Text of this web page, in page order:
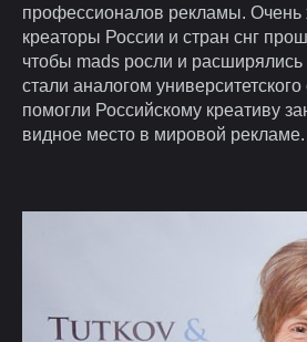
профессионалов рекламы. Очень
креаторы России и стран снг
чтобы mads росли и
стали аналогом
помогли Российскому креативу
видное место в мировой рекламе.